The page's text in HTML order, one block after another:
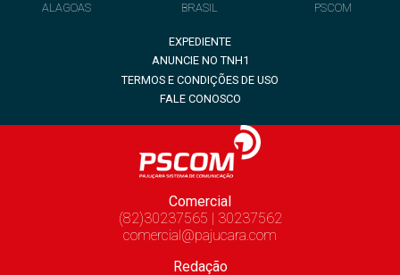
ALAGOAS
BRASIL
PSCOM
EXPEDIENTE
ANUNCIE NO TNH1
TERMOS E CONDIÇÕES DE USO
FALE CONOSCO
Comercial
(82)30237565 | 30237562
comercial@pajucara.com
Redação